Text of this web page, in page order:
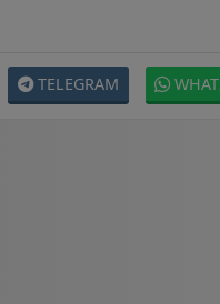
TELEGRAM